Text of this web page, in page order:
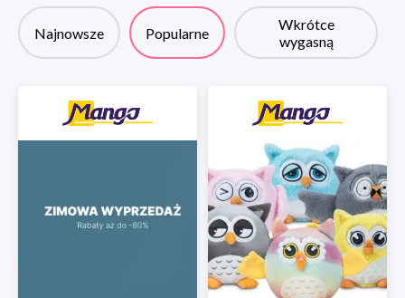
Najnowsze Popularne
Wkrótce
wygasną